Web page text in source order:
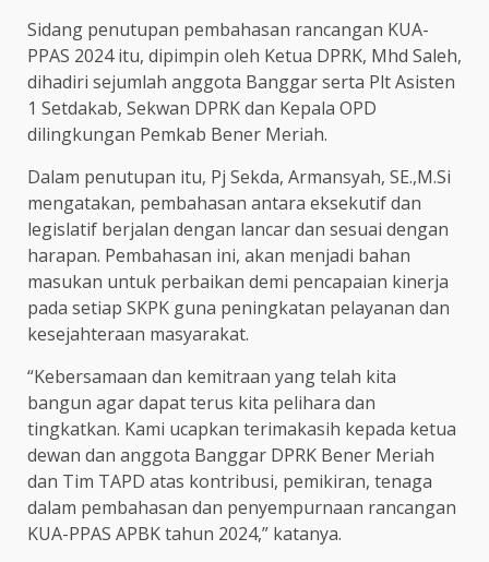
Sidang penutupan pembahasan rancangan KUA-
PPAS 2024 itu, dipimpin oleh Ketua DPRK, Mhd Saleh,
dihadiri sejumlah anggota Banggar serta Plt Asisten
1 Setdakab, Sekwan DPRK dan Kepala OPD
dilingkungan Pemkab Bener Meriah.
Dalam penutupan itu, Pj Sekda, Armansyah, SE.,M.Si
mengatakan, pembahasan antara eksekutif dan
legislatif berjalan dengan lancar dan sesuai dengan
harapan. Pembahasan ini, akan menjadi bahan
masukan untuk perbaikan demi pencapaian kinerja
pada setiap SKPK guna peningkatan pelayanan dan
kesejahteraan masyarakat.
“Kebersamaan dan kemitraan yang telah kita
bangun agar dapat terus kita pelihara dan
tingkatkan. Kami ucapkan terimakasih kepada ketua
dewan dan anggota Banggar DPRK Bener Meriah
dan Tim TAPD atas kontribusi, pemikiran, tenaga
dalam pembahasan dan penyempurnaan rancangan
KUA-PPAS APBK tahun 2024,” katanya.